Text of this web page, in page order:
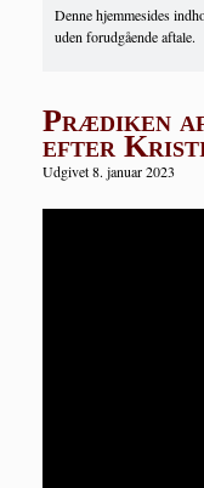
Denne hjemmesides
uden forudgående aftale.
Prædiken
efter Kristi
Udgivet 8. januar 2023